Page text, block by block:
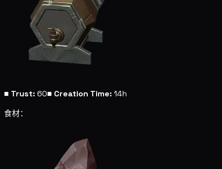
■ Trust: 60■ Creation Time: 14h
食材：